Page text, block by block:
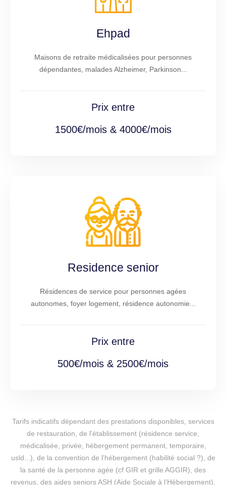
Ehpad
Maisons de retraite médicalisées pour personnes
dépendantes, malades Alzheimer, Parkinson...
Prix entre
1500€/mois & 4000€/mois
Residence senior
Résidences de service pour personnes agées
autonomes, foyer logement, résidence autonomie...
Prix entre
500€/mois & 2500€/mois
Tarifs indicatifs dépendant des prestations disponibles, services
de restauration, de l'établissement (résidence service,
médicalisée, privée, hébergement permanent, temporaire,
usld...), de la convention de l'hébergement (habilité social ?), de
la santé de la personne agée (cf GIR et grille AGGIR), des
revenus, des aides seniors ASH (Aide Sociale à l’Hébergement),